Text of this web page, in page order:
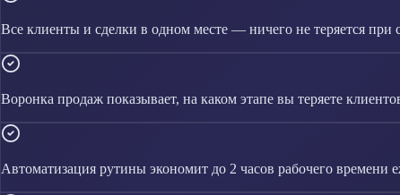
Все клиенты и сделки в одном месте — ничего не теряется при
Воронка продаж показывает, на каком этапе вы теряете
Автоматизация рутины экономит до 2 часов рабочего времени